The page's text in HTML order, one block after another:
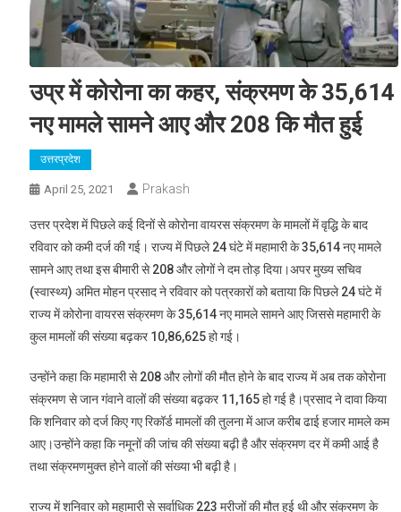
उप्र में कोरोना का कहर, संक्रमण के 35,614
नए मामले सामने आए और 208 कि मौत हुई
उत्तरप्रदेश
April 25, 2021 Prakash
उत्तर प्रदेश में पिछले कई दिनों से कोरोना वायरस संक्रमण के मामलों में वृद्धि के बाद
रविवार को कमी दर्ज की गई। राज्य में पिछले 24 घंटे में महामारी के 35,614 नए मामले
सामने आए तथा इस बीमारी से 208 और लोगों ने दम तोड़ दिया।अपर मुख्‍य सचिव
(स्‍वास्‍थ्‍य) अमित मोहन प्रसाद ने रविवार को पत्रकारों को बताया कि पिछले 24 घंटे में
राज्य में कोरोना वायरस संक्रमण के 35,614 नए मामले सामने आए जिससे महामारी के
कुल मामलों की संख्या बढ़कर 10,86,625 हो गई।
उन्होंने कहा कि महामारी से 208 और लोगों की मौत होने के बाद राज्य में अब तक कोरोना
संक्रमण से जान गंवाने वालों की संख्या बढ़कर 11,165 हो गई है।प्रसाद ने दावा किया
कि शनिवार को दर्ज किए गए रिकॉर्ड मामलों की तुलना में आज करीब ढाई हजार मामले कम
आए।उन्होंने कहा कि नमूनों की जांच की संख्या बढ़ी है और संक्रमण दर में कमी आई है
तथा संक्रमणमुक्त होने वालों की संख्या भी बढ़ी है।
राज्य में शनिवार को महामारी से सर्वाधिक 223 मरीजों की मौत हुई थी और संक्रमण के